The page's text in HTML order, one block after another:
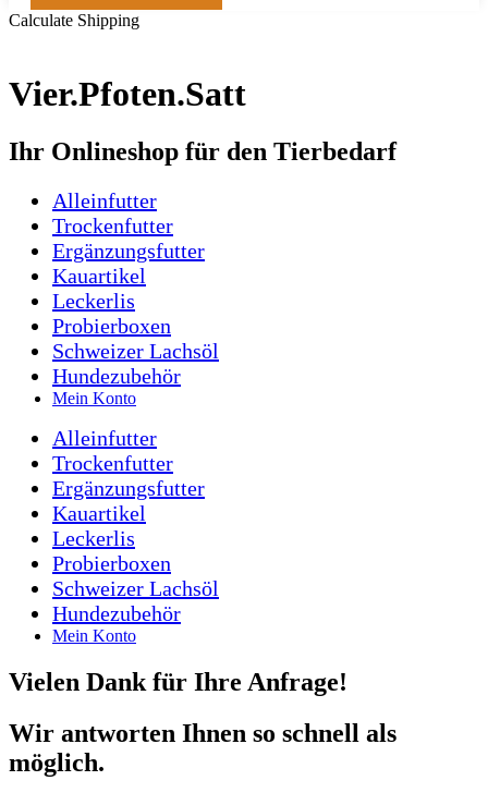
Calculate Shipping
Vier.Pfoten.Satt
Ihr Onlineshop für den Tierbedarf
Alleinfutter
Trockenfutter
Ergänzungsfutter
Kauartikel
Leckerlis
Probierboxen
Schweizer Lachsöl
Hundezubehör
Mein Konto
Alleinfutter
Trockenfutter
Ergänzungsfutter
Kauartikel
Leckerlis
Probierboxen
Schweizer Lachsöl
Hundezubehör
Mein Konto
Vielen Dank für Ihre Anfrage!
Wir antworten Ihnen so schnell als
möglich.